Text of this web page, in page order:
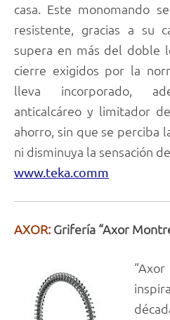
casa. Este monomando
resistente, gracias a su
supera en más del doble
cierre exigidos por la
lleva incorporado,
anticalcáreo y limitador
ahorro, sin que se perciba
ni disminuya la sensación
www.teka.comm
AXOR: Grifería “Axor